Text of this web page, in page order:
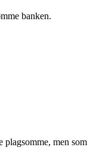
banken.
plagsomme, men som